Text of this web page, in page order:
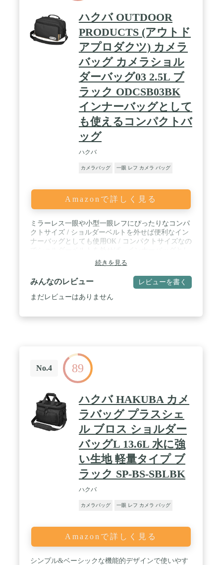
ハクバ OUTDOOR
PRODUCTS (アウトド
アプロダクツ) カメラ
バッグ カメラショル
ダーバッグ03 2.5L ブ
ラック ODCSB03BK
インナーバッグとして
も使えるコンパクトバ
ッグ
ハクバ
カメラバッグ 一眼 レフ カメラ バッグ
Amazonで詳しく見る
ミラーレス一眼や小型一眼レフにぴったりなコンパ
クトサイズ / ショルダーベルトを外せば便利なイン
ナーバッグとしても使用OK / コンパクトサイズなの
ても使用することができます。 / 人気ブランド「ア
ウトドアプロダクツ」のカメラショルダーバッグ /
内寸法 : W210×H130×D90mm / 外寸法 :
W230×H150×D125mm / 収納例 : レンズ付きミラーレ
ス一眼カメラ+交換レンズ1本 / しっかりした持ち手
続きを見る
みんなのレビュー レビューを書く
まだレビューはありません
No.4 89
ハクバ HAKUBA カメ
ラバッグ プラスシェ
ル ブロス ショルダー
バッグL 13.6L 水に強
い生地 軽量タイプ ブ
ラック SP-BS-SBLBK
ハクバ
カメラバッグ 一眼 レフ カメラ バッグ
Amazonで詳しく見る
シンプル&ベーシックな機能的デザインで使いやす